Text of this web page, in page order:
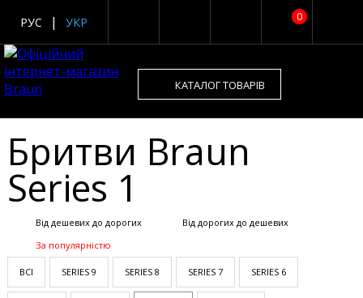
0
РУС УКР
КАТАЛОГ ТОВАРІВ
Бритви Braun
Series 1
Від дешевих до дорогих
Від дорогих до дешевих
За популярністю
ВСІ SERIES 9 SERIES 8 SERIES 7 SERIES 6